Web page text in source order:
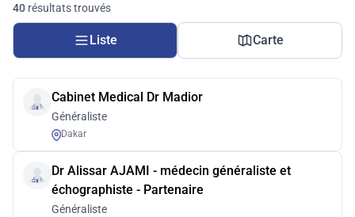
40 résultats trouvés
Liste Carte
Cabinet Medical Dr Madior
Généraliste
Dakar
Dr Alissar AJAMI - médecin généraliste et
échographiste - Partenaire
Généraliste